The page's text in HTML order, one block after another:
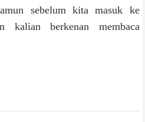
sebelum kita masuk ke
kalian berkenan membaca